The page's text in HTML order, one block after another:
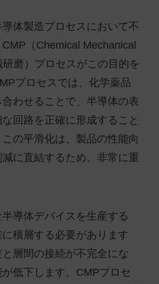
体製造プロセスにおいて不
（Chemical Mechanical
磨）プロセスがこの目的を
プロセスでは、化学薬品
わせることで、半導体の表
回路を正確に形成すること
の平滑化は、製品の性能向
減に直結するため、非常に重
導体デバイスを生産する
積層する必要があります
層間の接続が不完全にな
低下します。CMPプロセ